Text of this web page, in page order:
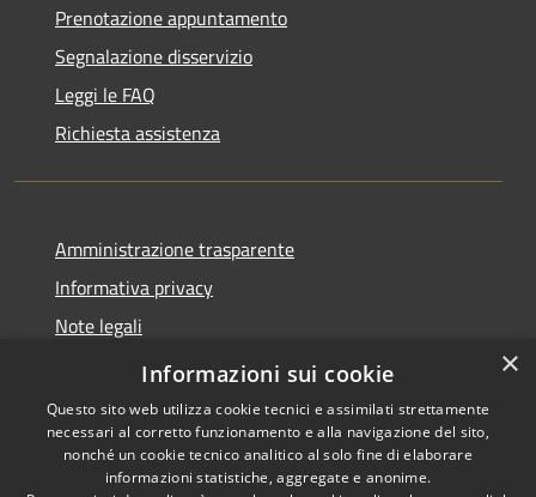
Prenotazione appuntamento
Segnalazione disservizio
Leggi le FAQ
Richiesta assistenza
Amministrazione trasparente
Informativa privacy
Note legali
Dichiarazione di accessibilità
Copyright © 2026 • Comune di
×
Informazioni sui cookie
Questo sito web utilizza cookie tecnici e assimilati strettamente
necessari al corretto funzionamento e alla navigazione del sito,
nonché un cookie tecnico analitico al solo fine di elaborare
informazioni statistiche, aggregate e anonime.